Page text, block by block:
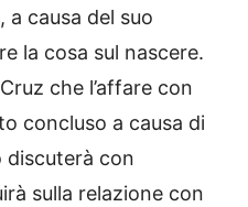
a causa del suo
la cosa sul nascere.
che l’affare con
concluso a causa di
discuterà con
sulla relazione con